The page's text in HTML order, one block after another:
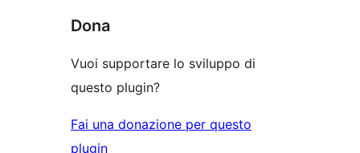
Dona
Vuoi supportare lo sviluppo di
questo plugin?
Fai una donazione per questo
plugin